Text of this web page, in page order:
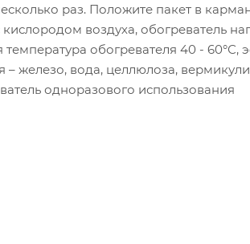
раз. Положите пакет в
воздуха, обогреватель
обогревателя 40 -
железо, вода, целлюлоза,
одноразового использования